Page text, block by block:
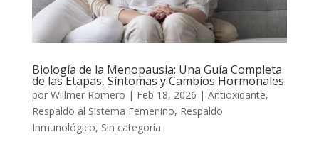
Biología de la Menopausia: Una Guía Completa
de las Etapas, Síntomas y Cambios Hormonales
por Willmer Romero | Feb 18, 2026 | Antioxidante,
Respaldo al Sistema Femenino, Respaldo
Inmunológico, Sin categoría